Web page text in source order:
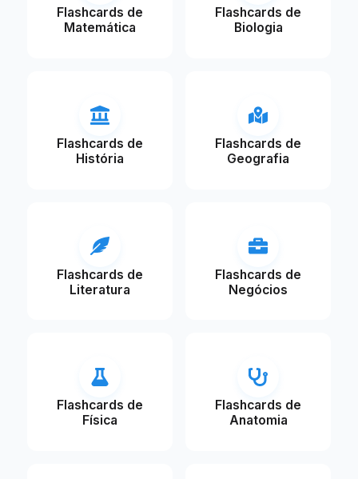
Flashcards de
Matemática
Flashcards de
Biologia
Flashcards de
História
Flashcards de
Geografia
Flashcards de
Literatura
Flashcards de
Negócios
Flashcards de
Física
Flashcards de
Anatomia